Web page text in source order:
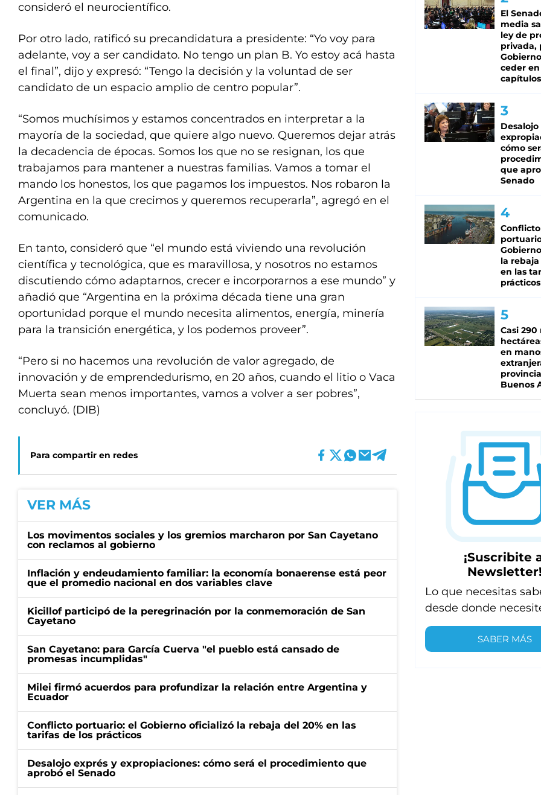
consideró el neurocientífico.
Por otro lado, ratificó su precandidatura a presidente: “Yo voy para
adelante, voy a ser candidato. No tengo un plan B. Yo estoy acá hasta
el final”, dijo y expresó: “Tengo la decisión y la voluntad de ser
candidato de un espacio amplio de centro popular”.
“Somos muchísimos y estamos concentrados en interpretar a la
mayoría de la sociedad, que quiere algo nuevo. Queremos dejar atrás
la decadencia de épocas. Somos los que no se resignan, los que
trabajamos para mantener a nuestras familias. Vamos a tomar el
mando los honestos, los que pagamos los impuestos. Nos robaron la
Argentina en la que crecimos y queremos recuperarla”, agregó en el
comunicado.
En tanto, consideró que “el mundo está viviendo una revolución
científica y tecnológica, que es maravillosa, y nosotros no estamos
discutiendo cómo adaptarnos, crecer e incorporarnos a ese mundo” y
añadió que “Argentina en la próxima década tiene una gran
oportunidad porque el mundo necesita alimentos, energía, minería
para la transición energética, y los podemos proveer”.
“Pero si no hacemos una revolución de valor agregado, de
innovación y de emprendedurismo, en 20 años, cuando el litio o Vaca
Muerta sean menos importantes, vamos a volver a ser pobres”,
concluyó. (DIB)
Para compartir en redes
VER MÁS
Los movimentos sociales y los gremios marcharon por San Cayetano
con reclamos al gobierno
Inflación y endeudamiento familiar: la economía bonaerense está peor
que el promedio nacional en dos variables clave
Kicillof participó de la peregrinación por la conmemoración de San
Cayetano
San Cayetano: para García Cuerva "el pueblo está cansado de
promesas incumplidas"
Milei firmó acuerdos para profundizar la relación entre Argentina y
Ecuador
Conflicto portuario: el Gobierno oficializó la rebaja del 20% en las
tarifas de los prácticos
Desalojo exprés y expropiaciones: cómo será el procedimiento que
aprobó el Senado
El
media
ley de
privada,
ceder
capítulos
cómo
que
Senado
Conflicto
la rebaja
en las
prácticos
Casi 290
en
Buenos
¡Suscribite
Lo que necesitas
desde donde
SABER MÁS